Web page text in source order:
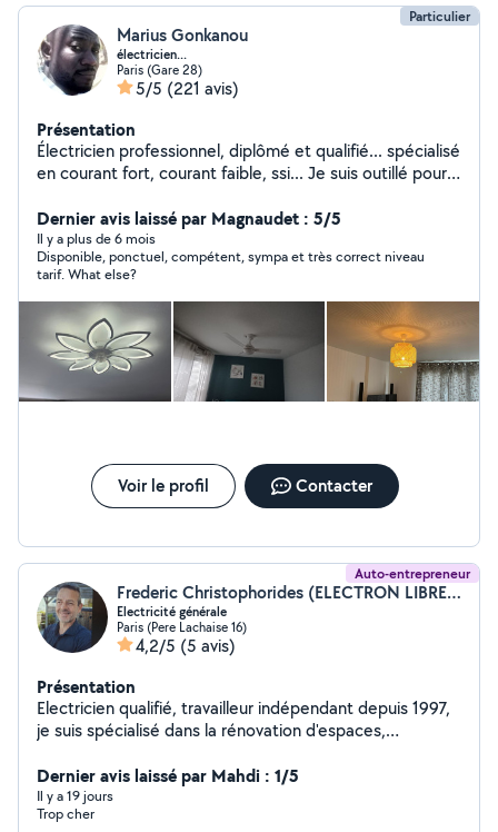
Particulier
Marius Gonkanou
électricien...
Paris (Gare 28)
5/5 (221 avis)
Présentation
Électricien professionnel, diplômé et qualifié... spécialisé
en courant fort, courant faible, ssi... Je suis outillé pour
soit exécuté selon les normes du métier, je suis sérieux
,ponctuel et aime atteindre mon objectif... Outre le
volet électricité je fais aussi dans la fixation des
tringles,des supports TV, des rails ainsi que tout type de
fixation murale...
Dernier avis laissé par Magnaudet : 5/5
Il y a plus de 6 mois
Disponible, ponctuel, compétent, sympa et très correct niveau
tarif. What else?
Voir le profil Contacter
Auto-entrepreneur
Frederic Christophorides (ELECTRON LIBRE ELEC PARIS)
Electricité générale
Paris (Pere Lachaise 16)
4,2/5 (5 avis)
Présentation
Electricien qualifié, travailleur indépendant depuis 1997,
je suis spécialisé dans la rénovation d'espaces,
électriques, et la mise aux normes de commerces,
d'habitations ou de parties communes dans le locatif
Mes clients sont des architectes, des syndics de
Dernier avis laissé par Mahdi : 1/5
Il y a 19 jours
Trop cher